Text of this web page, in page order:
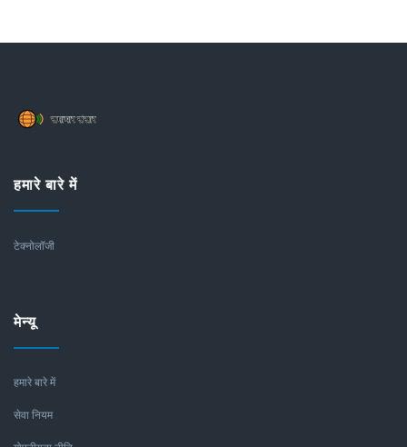
हमारे बारे में
टेक्नोलॉजी
मेन्यू
हमारे बारे में
सेवा नियम